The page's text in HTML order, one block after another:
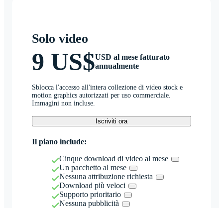
Solo video
9 US$USD al mese fatturato
annualmente
Sblocca l'accesso all'intera collezione di video stock e
motion graphics autorizzati per uso commerciale.
Immagini non incluse.
Iscriviti ora
Il piano include:
Cinque download di video al mese
Un pacchetto al mese
Nessuna attribuzione richiesta
Download più veloci
Supporto prioritario
Nessuna pubblicità